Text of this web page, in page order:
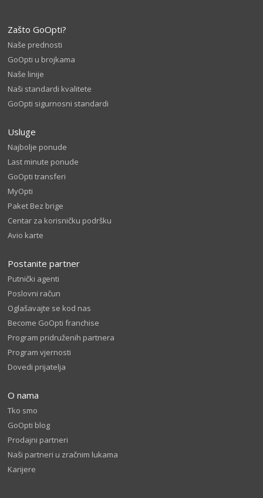
Zašto GoOpti?
Naše prednosti
GoOpti u brojkama
Naše linije
Naši standardi kvalitete
GoOpti sigurnosni standardi
Usluge
Najbolje ponude
Last minute ponude
GoOpti transferi
MyOpti
Paket Bez brige
Centar za korisničku podršku
Avio karte
Postanite partner
Putnički agenti
Poslovni račun
Oglašavajte se kod nas
Become GoOpti franchise
Program pridruženih partnera
Program vjernosti
Dovedi prijatelja
O nama
Tko smo
GoOpti blog
Prodajni partneri
Naši partneri u zračnim lukama
Karijere